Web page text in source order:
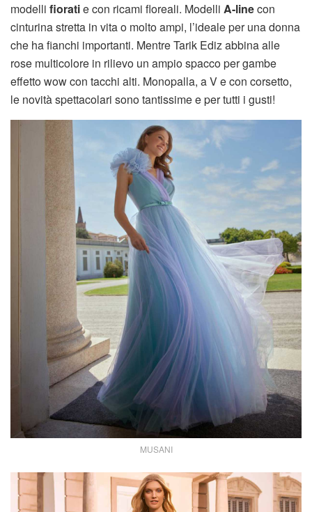
modelli fioratie con ricami floreali. Modelli A-linecon
cinturina stretta in vita o molto ampi, l’ideale per una donna
che ha fianchi importanti. Mentre Tarik Ediz abbina alle
rose multicolore in rilievo un ampio spacco per gambe
effetto wow con tacchi alti. Monopalla, a V e con corsetto,
le novità spettacolari sono tantissime e per tutti i gusti!
MUSANI